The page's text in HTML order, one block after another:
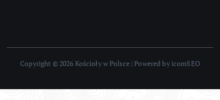
Copyright © 2026 Kościoły w Polsce | Powered by icomSEO